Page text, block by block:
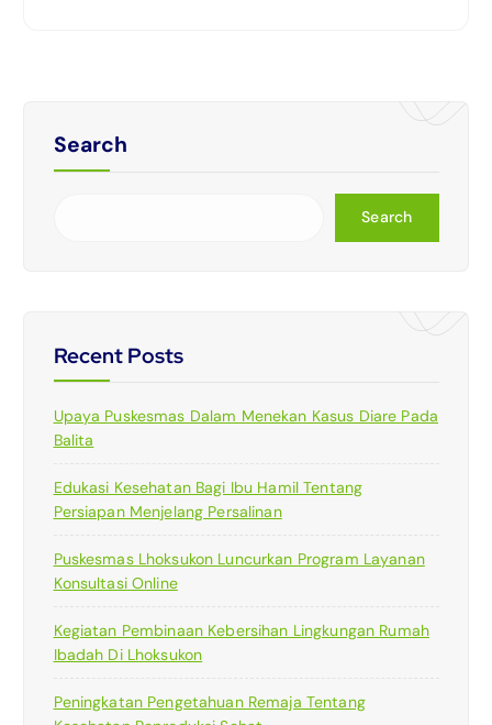
Search
Search
Recent Posts
Upaya Puskesmas Dalam Menekan Kasus Diare Pada
Balita
Edukasi Kesehatan Bagi Ibu Hamil Tentang
Persiapan Menjelang Persalinan
Puskesmas Lhoksukon Luncurkan Program Layanan
Konsultasi Online
Kegiatan Pembinaan Kebersihan Lingkungan Rumah
Ibadah Di Lhoksukon
Peningkatan Pengetahuan Remaja Tentang